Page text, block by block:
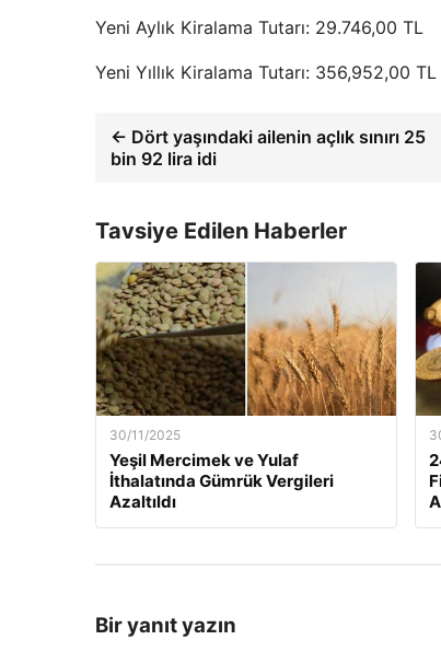
Yeni Aylık Kiralama Tutarı: 29.746,00 TL
Yeni Yıllık Kiralama Tutarı: 356,952,00 TL
← Dört yaşındaki ailenin açlık sınırı 25
bin 92 lira idi
Tavsiye Edilen Haberler
30/11/2025
Yeşil Mercimek ve Yulaf
İthalatında Gümrük Vergileri
Azaltıldı
Bir yanıt yazın